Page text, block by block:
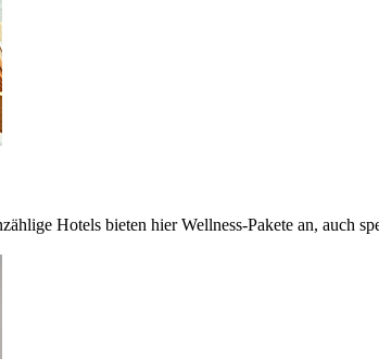
Hotels bieten hier Wellness-Pakete an, auch